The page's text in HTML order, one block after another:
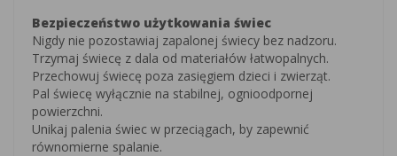
Bezpieczeństwo użytkowania świec
Nigdy nie pozostawiaj zapalonej świecy bez nadzoru.
Trzymaj świecę z dala od materiałów łatwopalnych.
Przechowuj świecę poza zasięgiem dzieci i zwierząt.
Pal świecę wyłącznie na stabilnej, ognioodpornej
powierzchni.
Unikaj palenia świec w przeciągach, by zapewnić
równomierne spalanie.